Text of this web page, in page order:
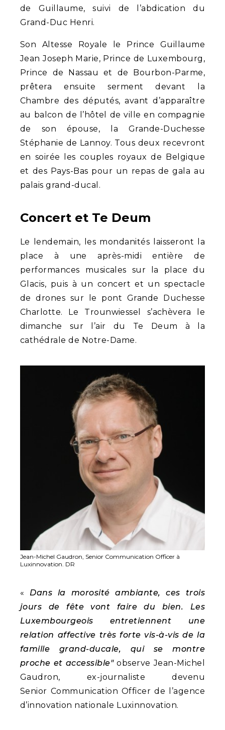
de Guillaume, suivi de l’abdication du
Grand-Duc Henri.
Son Altesse Royale le Prince Guillaume
Jean Joseph Marie, Prince de Luxembourg,
Prince de Nassau et de Bourbon-Parme,
prêtera ensuite serment devant la
Chambre des députés, avant d’apparaître
au balcon de l’hôtel de ville en compagnie
de son épouse, la Grande-Duchesse
Stéphanie de Lannoy. Tous deux recevront
en soirée les couples royaux de Belgique
et des Pays-Bas pour un repas de gala au
palais grand-ducal.
Concert et Te Deum
Le lendemain, les mondanités laisseront la
place à une après-midi entière de
performances musicales sur la place du
Glacis, puis à un concert et un spectacle
de drones sur le pont Grande Duchesse
Charlotte. Le Trounwiessel s’achèvera le
dimanche sur l’air du Te Deum à la
cathédrale de Notre-Dame.
Jean-Michel Gaudron, Senior Communication Officer à
Luxinnovation. DR
« Dans la morosité ambiante, ces trois
jours de fête vont faire du bien. Les
Luxembourgeois entretiennent une
relation affective très forte vis-à-vis de la
famille grand-ducale, qui se montre
proche et accessible"observe Jean-Michel
Gaudron, ex-journaliste devenu
Senior Communication Officer de l’agence
d’innovation nationale Luxinnovation.